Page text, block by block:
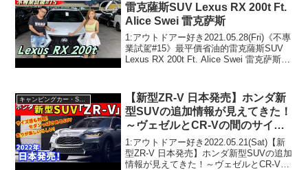
雷克薩斯SUV Lexus RX 200t Ft.
Alice Swei 雷克萨斯
1:アウトドアー好き2021.05.28(Fri)《不專
業試駕#15》最平價省油的雷克薩斯SUV
Lexus RX 200t Ft. Alice Swei 雷克萨斯っ
キャンピングカー・SUV人気車種
【新型ZR-V 日本発売】ホンダ新
型SUVの追加情報が見えてきた！
～ヴェゼルとCR-Vの間のサイ
ズ！～｜NEW HONDA ZR-V
2022
1:アウトドアー好き2022.05.21(Sat)【新
型ZR-V 日本発売】ホンダ新型SUVの追加
情報が見えてきた！～ヴェゼルとCR-Vの